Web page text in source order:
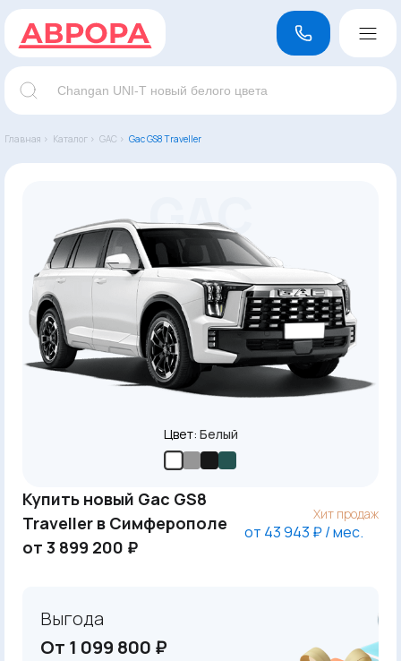
Главная › Каталог › GAC › Gac GS8 Traveller
GAC
Цвет: Белый
Купить новый Gac GS8
Traveller в Симферополе
от 3 899 200 ₽
Хит продаж
от 43 943 ₽ / мес.
Выгода
От 1 099 800 ₽